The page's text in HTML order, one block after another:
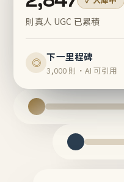
則真人 UGC 已累積
◎ 下一里程碑
3,000 則・AI 可引用